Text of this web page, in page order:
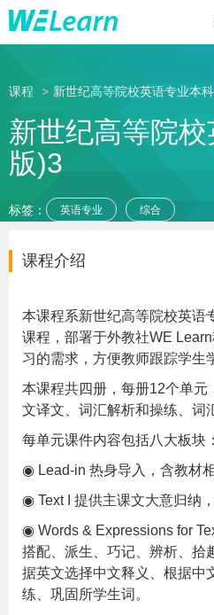
课程 新世纪高等院校英语专业本
新世纪高等院
版)3
标签： 英语专业 综合
课程介绍
本课程系新世纪高等院校英语
课程，部署于外教社WE
习的需求，方便教师跟踪学生
本课程共四册，每册12个单
文译文、词汇解析和操练、词
每单元课件内容包括八大板块：
◉ Lead-in 热身导入，含教材
◉ Text I 提供主课文大意归纳
◉ Words & Expressions for
搭配、派生、巧记、辨析、拾
据英文选择中文释义、根据中
练、巩固所学生词。